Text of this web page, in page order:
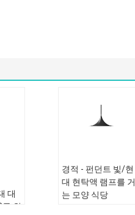
대
위
경적 - 펀던트 빛/현
대 현탁액 램프를 거
는 모양 식당